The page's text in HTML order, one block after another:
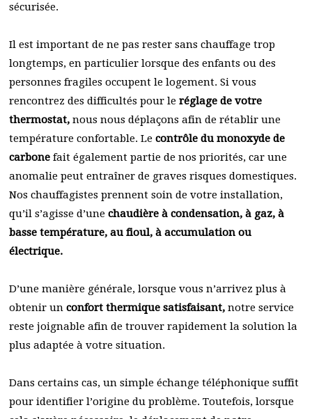
sécurisée.
Il est important de ne pas rester sans chauffage trop
longtemps, en particulier lorsque des enfants ou des
personnes fragiles occupent le logement. Si vous
rencontrez des difficultés pour le réglage de votre
thermostat, nous nous déplaçons afin de rétablir une
température confortable. Le contrôle du monoxyde de
carbone fait également partie de nos priorités, car une
anomalie peut entraîner de graves risques domestiques.
Nos chauffagistes prennent soin de votre installation,
qu’il s’agisse d’une chaudière à condensation, à gaz, à
basse température, au fioul, à accumulation ou
électrique.
D’une manière générale, lorsque vous n’arrivez plus à
obtenir un confort thermique satisfaisant, notre service
reste joignable afin de trouver rapidement la solution la
plus adaptée à votre situation.
Dans certains cas, un simple échange téléphonique suffit
pour identifier l’origine du problème. Toutefois, lorsque